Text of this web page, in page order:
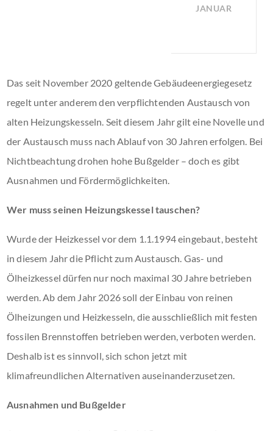
JANUAR
Das seit November 2020 geltende Gebäudeenergiegesetz
regelt unter anderem den verpflichtenden Austausch von
alten Heizungskesseln. Seit diesem Jahr gilt eine Novelle und
der Austausch muss nach Ablauf von 30 Jahren erfolgen. Bei
Nichtbeachtung drohen hohe Bußgelder – doch es gibt
Ausnahmen und Fördermöglichkeiten.
Wer muss seinen Heizungskessel tauschen?
Wurde der Heizkessel vor dem 1.1.1994 eingebaut, besteht
in diesem Jahr die Pflicht zum Austausch. Gas- und
Ölheizkessel dürfen nur noch maximal 30 Jahre betrieben
werden. Ab dem Jahr 2026 soll der Einbau von reinen
Ölheizungen und Heizkesseln, die ausschließlich mit festen
fossilen Brennstoffen betrieben werden, verboten werden.
Deshalb ist es sinnvoll, sich schon jetzt mit
klimafreundlichen Alternativen auseinanderzusetzen.
Ausnahmen und Bußgelder